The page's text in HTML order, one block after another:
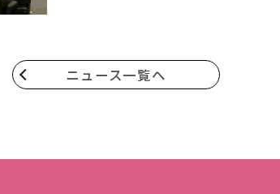
ニュース一覧へ